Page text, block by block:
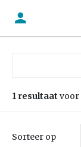
1 resultaat voor
Sorteer op